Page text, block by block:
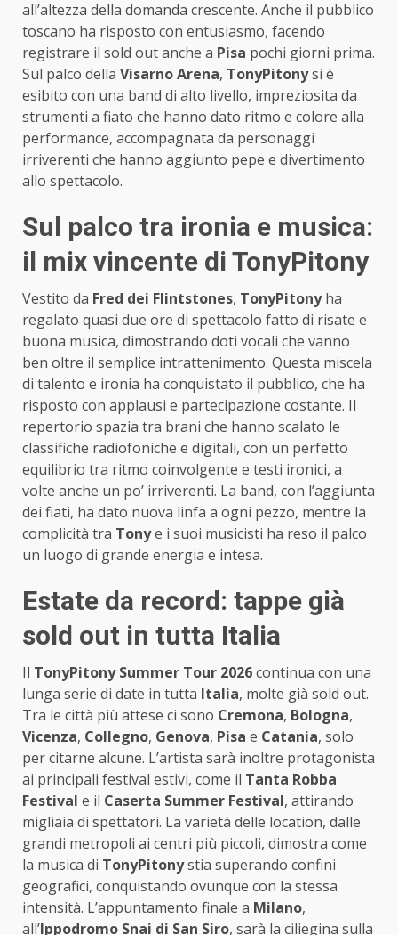
all’altezza della domanda crescente. Anche il pubblico
toscano ha risposto con entusiasmo, facendo
registrare il sold out anche a Pisa pochi giorni prima.
Sul palco della Visarno Arena, TonyPitonysi è
esibito con una band di alto livello, impreziosita da
strumenti a fiato che hanno dato ritmo e colore alla
performance, accompagnata da personaggi
irriverenti che hanno aggiunto pepe e divertimento
allo spettacolo.
Sul palco tra ironia e musica:
il mix vincente di TonyPitony
Vestito da Fred dei Flintstones, TonyPitonyha
regalato quasi due ore di spettacolo fatto di risate e
buona musica, dimostrando doti vocali che vanno
ben oltre il semplice intrattenimento. Questa miscela
di talento e ironia ha conquistato il pubblico, che ha
risposto con applausi e partecipazione costante. Il
repertorio spazia tra brani che hanno scalato le
classifiche radiofoniche e digitali, con un perfetto
equilibrio tra ritmo coinvolgente e testi ironici, a
volte anche un po’ irriverenti. La band, con l’aggiunta
dei fiati, ha dato nuova linfa a ogni pezzo, mentre la
complicità tra Tonye i suoi musicisti ha reso il palco
un luogo di grande energia e intesa.
Estate da record: tappe già
sold out in tutta Italia
Il TonyPitony Summer Tour 2026continua con una
lunga serie di date in tutta Italia, molte già sold out.
Tra le città più attese ci sono Cremona, Bologna,
Vicenza, Collegno, Genova, Pisa e Catania, solo
per citarne alcune. L’artista sarà inoltre protagonista
ai principali festival estivi, come il Tanta Robba
Festival e il Caserta Summer Festival, attirando
migliaia di spettatori. La varietà delle location, dalle
grandi metropoli ai centri più piccoli, dimostra come
la musica di TonyPitonystia superando confini
geografici, conquistando ovunque con la stessa
intensità. L’appuntamento finale a Milano,
all’Ippodromo Snai di San Siro, sarà la ciliegina sulla